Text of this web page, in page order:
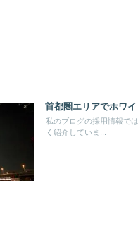
首都圏エリアでホワ
私のブログの採用情報で
く紹介していま...